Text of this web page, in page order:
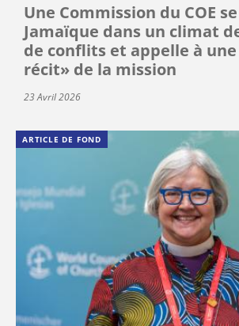
Une Commission du COE
Jamaïque dans un climat
de conflits et appelle à
récit» de la mission
23 Avril 2026
ARTICLE DE FOND